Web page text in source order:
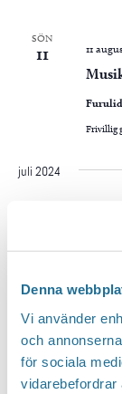
Denna
Vi använder
och
för sociala
vidarebefordrar
SÖN
11 11
Frivillig
juli 2024
Gratis
juni 2024